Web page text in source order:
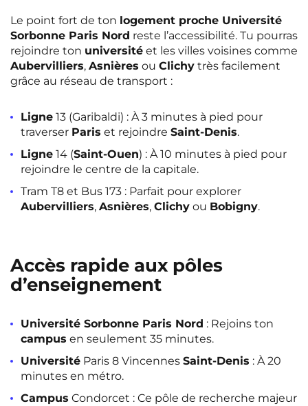
Le point fort de ton logement proche Université
Sorbonne Paris Nord reste l’accessibilité. Tu pourras
rejoindre ton université et les villes voisines comme
Aubervilliers, Asnières ou Clichy très facilement
grâce au réseau de transport :
Ligne 13 (Garibaldi) : À 3 minutes à pied pour
traverser Paris et rejoindre Saint-Denis.
Ligne 14 (Saint-Ouen) : À 10 minutes à pied pour
rejoindre le centre de la capitale.
Tram T8 et Bus 173 : Parfait pour explorer
Aubervilliers, Asnières, Clichy ou Bobigny.
Accès rapide aux pôles
d’enseignement
Université Sorbonne Paris Nord : Rejoins ton
campus en seulement 35 minutes.
Université Paris 8 Vincennes Saint-Denis : À 20
minutes en métro.
Campus Condorcet : Ce pôle de recherche majeur